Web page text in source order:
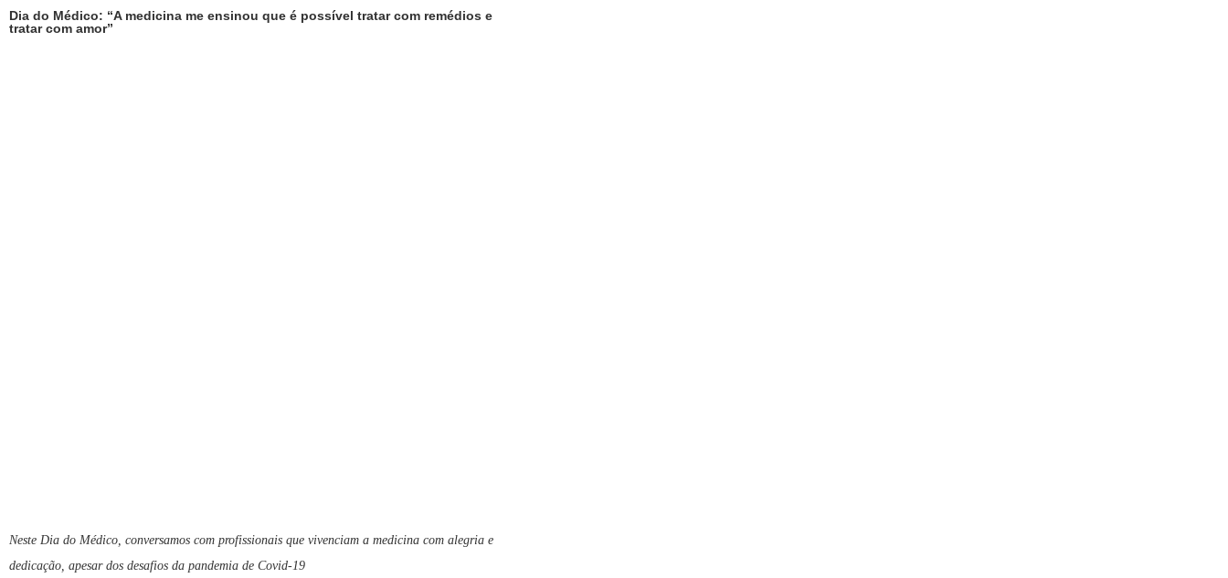
Dia do Médico: “A medicina me ensinou que é possível tratar com remédios e
tratar com amor”
Neste Dia do Médico, conversamos com profissionais que vivenciam a medicina com alegria e
dedicação, apesar dos desafios da pandemia de Covid-19